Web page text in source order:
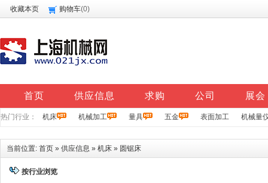
收藏本页 购物车(0)
首页 供应信息 求购 公司 展会
热门行业： 机床 机械加工 量具 五金 表面加工 机械量
当前位置: 首页 » 供应信息 » 机床 » 圆锯床
按行业浏览